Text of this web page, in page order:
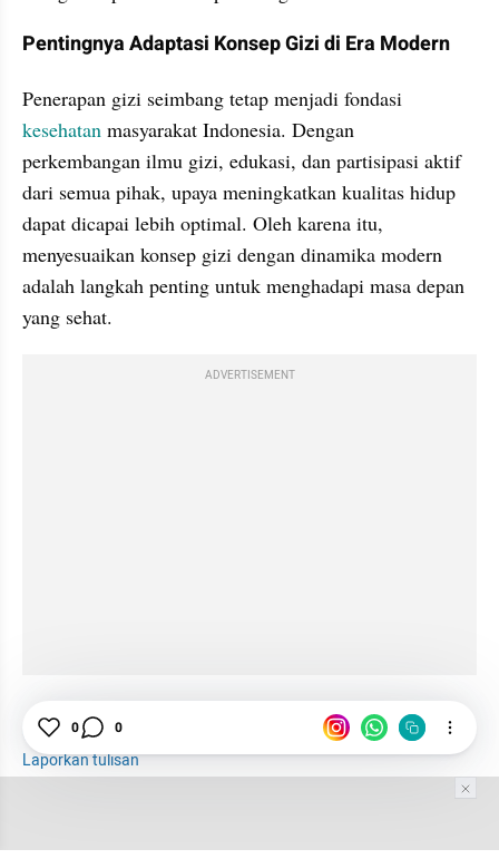
Pentingnya Adaptasi Konsep Gizi di Era Modern
kesehatan masyarakat Indonesia. Dengan
perkembangan ilmu gizi, edukasi, dan partisipasi aktif
dari semua pihak, upaya meningkatkan kualitas hidup
dapat dicapai lebih optimal. Oleh karena itu,
menyesuaikan konsep gizi dengan dinamika modern
adalah langkah penting untuk menghadapi masa depan
yang sehat.
ADVERTISEMENT
Gizi Seimbang
Laporkan tulisan
0 0